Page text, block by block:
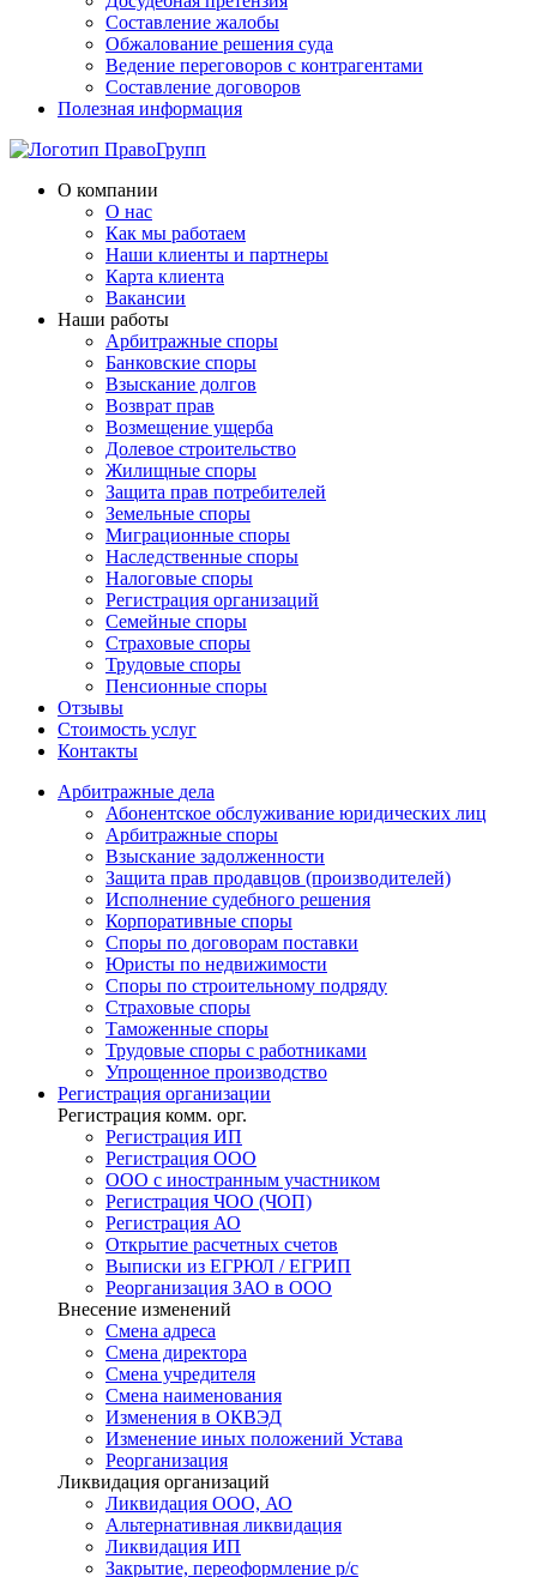
Составление жалобы
Обжалование решения суда
Ведение переговоров с контрагентами
Составление договоров
Полезная информация
О компании
О нас
Как мы работаем
Наши клиенты и партнеры
Карта клиента
Вакансии
Наши работы
Арбитражные споры
Банковские споры
Взыскание долгов
Возврат прав
Возмещение ущерба
Долевое строительство
Жилищные споры
Защита прав потребителей
Земельные споры
Миграционные споры
Наследственные споры
Налоговые споры
Регистрация организаций
Семейные споры
Страховые споры
Трудовые споры
Пенсионные споры
Отзывы
Стоимость услуг
Контакты
Арбитражные дела
Абонентское обслуживание юридических лиц
Арбитражные споры
Взыскание задолженности
Защита прав продавцов (производителей)
Исполнение судебного решения
Корпоративные споры
Споры по договорам поставки
Юристы по недвижимости
Споры по строительному подряду
Страховые споры
Таможенные споры
Трудовые споры с работниками
Упрощенное производство
Регистрация организации
Регистрация комм. орг.
Регистрация ИП
Регистрация ООО
ООО с иностранным участником
Регистрация ЧОО (ЧОП)
Регистрация АО
Открытие расчетных счетов
Выписки из ЕГРЮЛ / ЕГРИП
Реорганизация ЗАО в ООО
Внесение изменений
Смена адреса
Смена директора
Cмена учредителя
Смена наименования
Изменения в ОКВЭД
Изменение иных положений Устава
Реорганизация
Ликвидация организаций
Ликвидация ООО, АО
Альтернативная ликвидация
Ликвидация ИП
Закрытие, переоформление р/с